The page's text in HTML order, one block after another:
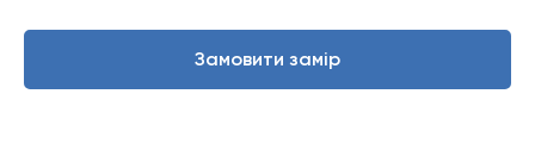
Замовити замір